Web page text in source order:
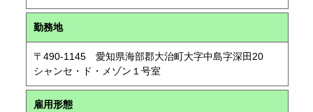
勤務地
〒490-1145 愛知県海部郡大治町大字中島字深田20
シャンセ・ド・メゾン１号室
雇用形態